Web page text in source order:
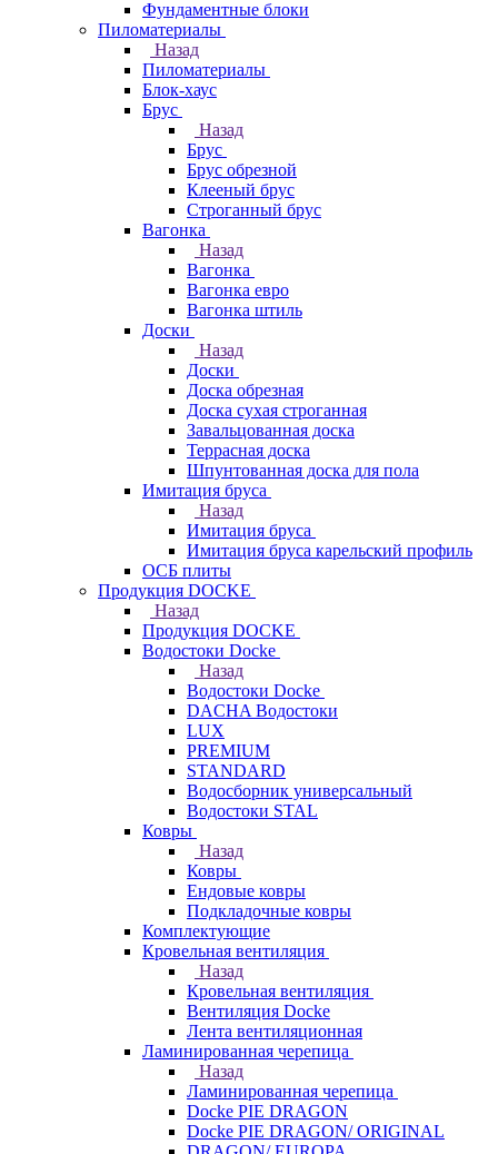
Фундаментные блоки
Пиломатериалы
Назад
Пиломатериалы
Блок-хаус
Брус
Назад
Брус
Брус обрезной
Клееный брус
Строганный брус
Вагонка
Назад
Вагонка
Вагонка евро
Вагонка штиль
Доски
Назад
Доски
Доска обрезная
Доска сухая строганная
Завальцованная доска
Террасная доска
Шпунтованная доска для пола
Имитация бруса
Назад
Имитация бруса
Имитация бруса карельский профиль
ОСБ плиты
Продукция DOCKE
Назад
Продукция DOCKE
Водостоки Docke
Назад
Водостоки Docke
DACHA Водостоки
LUX
PREMIUM
STANDARD
Водосборник универсальный
Водостоки STAL
Ковры
Назад
Ковры
Ендовые ковры
Подкладочные ковры
Комплектующие
Кровельная вентиляция
Назад
Кровельная вентиляция
Вентиляция Docke
Лента вентиляционная
Ламинированная черепица
Назад
Ламинированная черепица
Docke PIE DRAGON
Docke PIE DRAGON/ ORIGINAL